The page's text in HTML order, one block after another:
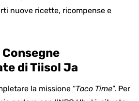
nuove ricette, ricompense e
di Tiisol Ja
la missione “Taco Time”. Per